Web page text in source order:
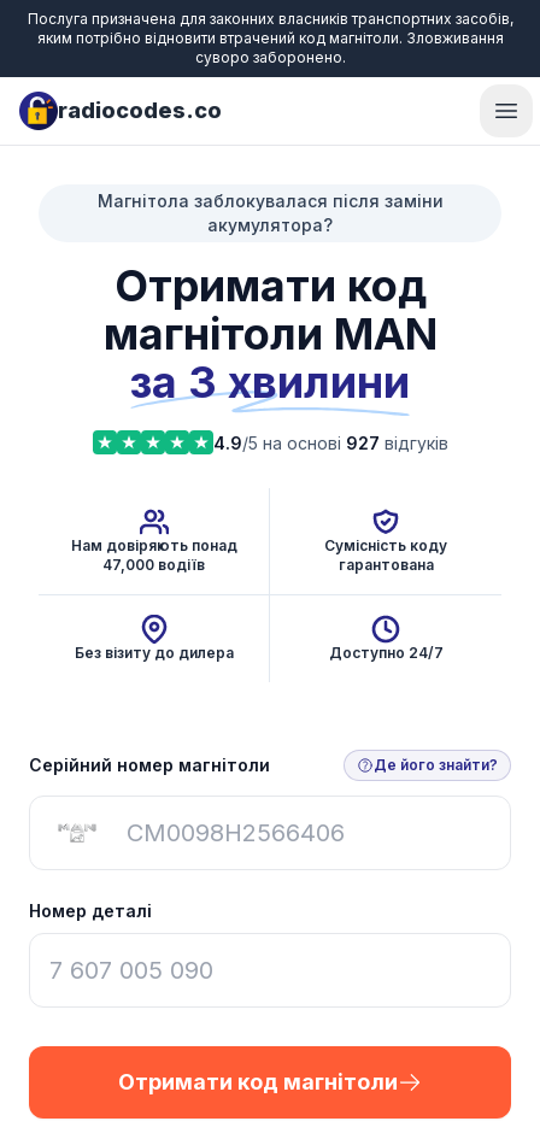
Послуга призначена для законних власників транспортних засобів,
яким потрібно відновити втрачений код магнітоли. Зловживання
суворо заборонено.
radiocodes.co
Магнітола заблокувалася після заміни
акумулятора?
Отримати код
магнітоли MAN
за 3 хвилини
4.9/5 на основі 927 відгуків
Нам довіряють понад
47,000 водіїв
Сумісність коду
гарантована
Без візиту до дилера Доступно 24/7
Отримати код магнітоли
Серійний номер магнітоли Де його знайти?
Номер деталі
Отримати код магнітоли